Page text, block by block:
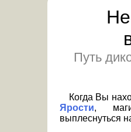
Путь
Когда Вы
Ярости,
выплеснуться